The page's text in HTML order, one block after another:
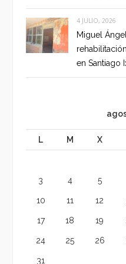
4 JULIO, 2026
Miguel
en Santiago
L M X
3 4 5
10 11 12
17 18 19
24 25 26
31